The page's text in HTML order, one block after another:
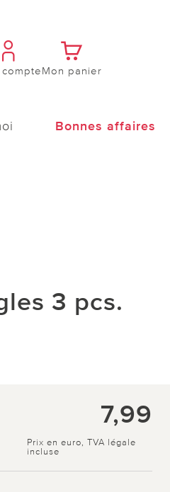
Mon panier
Bonnes affaires
3 pcs.
7,99
Prix en euro, TVA légale
incluse